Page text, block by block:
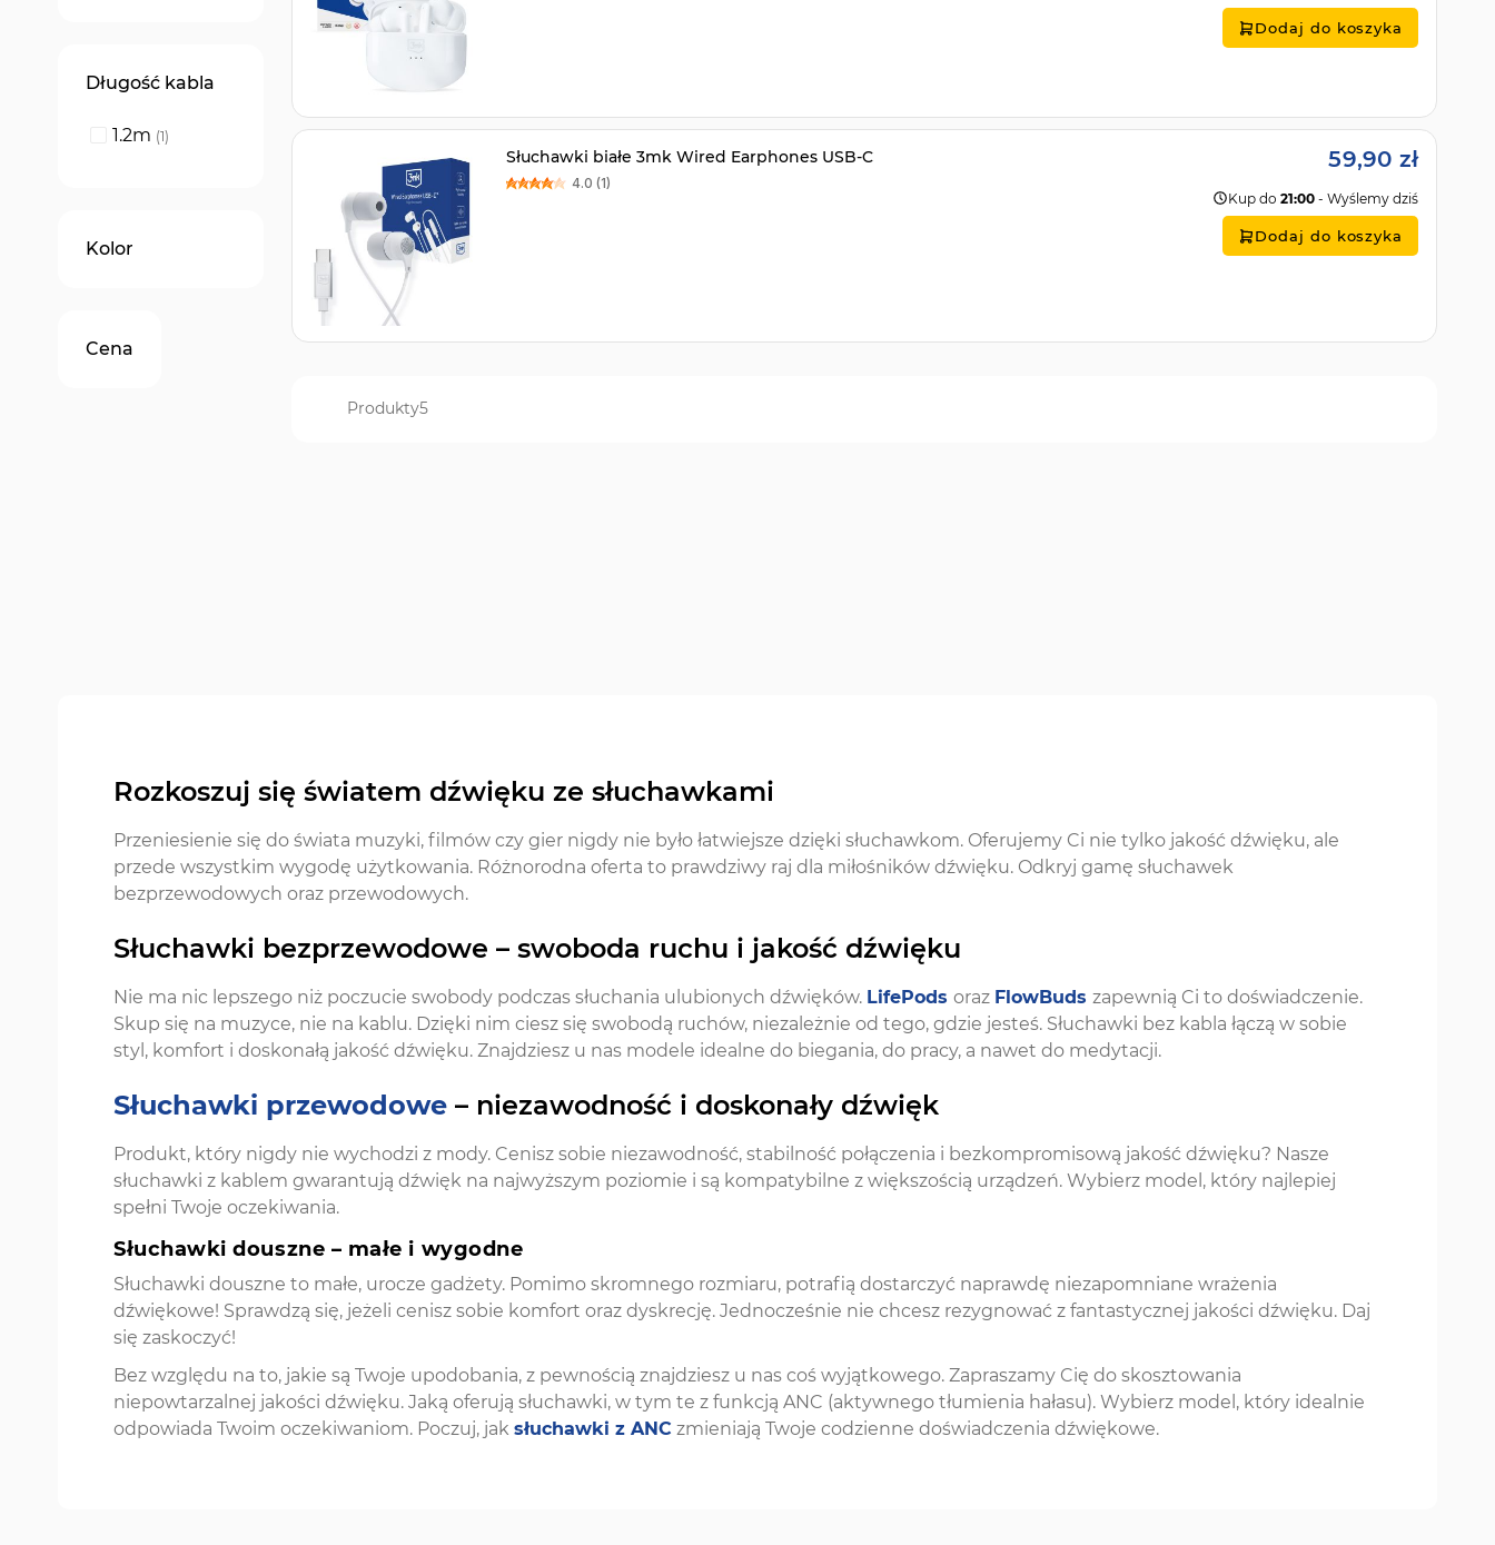
Dodaj do koszyka
Słuchawki białe 3mk Wired Earphones USB-C
4.0 (1)
59,90 zł
Kup do 21:00 - Wyślemy dziś
Dodaj do koszyka
Produkty5
Długość kabla
1.2m 1
produkt
Kolor
Cena
Rozkoszuj się światem dźwięku ze słuchawkami
Przeniesienie się do świata muzyki, filmów czy gier nigdy nie było łatwiejsze dzięki słuchawkom. Oferujemy Ci nie tylko jakość dźwięku, ale
przede wszystkim wygodę użytkowania. Różnorodna oferta to prawdziwy raj dla miłośników dźwięku. Odkryj gamę słuchawek
bezprzewodowych oraz przewodowych.
Słuchawki bezprzewodowe – swoboda ruchu i jakość dźwięku
Nie ma nic lepszego niż poczucie swobody podczas słuchania ulubionych dźwięków. LifePods oraz FlowBuds zapewnią Ci to doświadczenie.
Skup się na muzyce, nie na kablu. Dzięki nim ciesz się swobodą ruchów, niezależnie od tego, gdzie jesteś. Słuchawki bez kabla łączą w sobie
styl, komfort i doskonałą jakość dźwięku. Znajdziesz u nas modele idealne do biegania, do pracy, a nawet do medytacji.
Słuchawki przewodowe – niezawodność i doskonały dźwięk
Produkt, który nigdy nie wychodzi z mody. Cenisz sobie niezawodność, stabilność połączenia i bezkompromisową jakość dźwięku? Nasze
słuchawki z kablem gwarantują dźwięk na najwyższym poziomie i są kompatybilne z większością urządzeń. Wybierz model, który najlepiej
spełni Twoje oczekiwania.
Słuchawki douszne – małe i wygodne
Słuchawki douszne to małe, urocze gadżety. Pomimo skromnego rozmiaru, potrafią dostarczyć naprawdę niezapomniane wrażenia
dźwiękowe! Sprawdzą się, jeżeli cenisz sobie komfort oraz dyskrecję. Jednocześnie nie chcesz rezygnować z fantastycznej jakości dźwięku. Daj
się zaskoczyć!
Bez względu na to, jakie są Twoje upodobania, z pewnością znajdziesz u nas coś wyjątkowego. Zapraszamy Cię do skosztowania
niepowtarzalnej jakości dźwięku. Jaką oferują słuchawki, w tym te z funkcją ANC (aktywnego tłumienia hałasu). Wybierz model, który idealnie
odpowiada Twoim oczekiwaniom. Poczuj, jak słuchawki z ANC zmieniają Twoje codzienne doświadczenia dźwiękowe.